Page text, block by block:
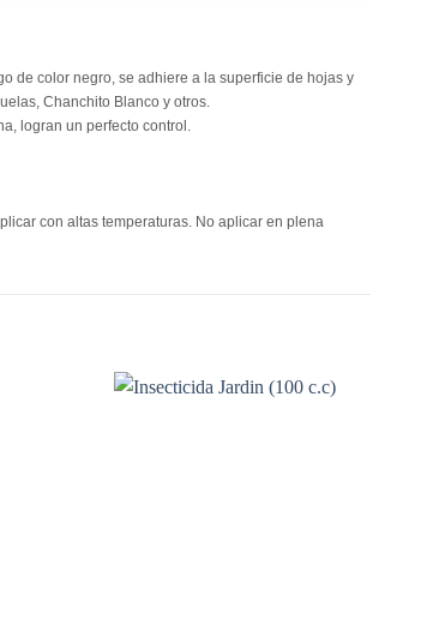
de color negro, se adhiere a la superficie de hojas y
Chanchito Blanco y otros.
logran un perfecto control.
con altas temperaturas. No aplicar en plena